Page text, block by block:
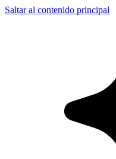
Saltar al contenido principal